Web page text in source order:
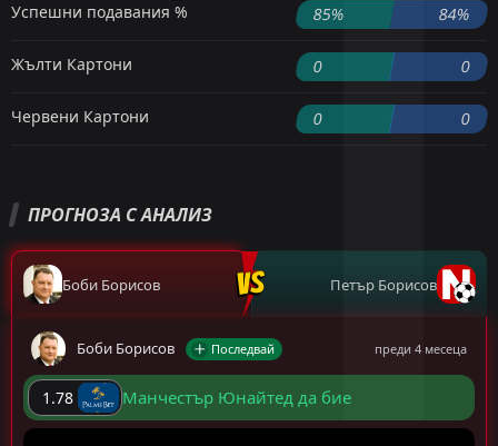
Успешни подавания % 85% 84%
Жълти Картони 0 0
Червени Картони 0 0
ПРОГНОЗА С АНАЛИЗ
Боби Борисов Петър Борисов
Боби Борисов Последвай преди 4 месеца
1.78 Манчестър Юнайтед да бие